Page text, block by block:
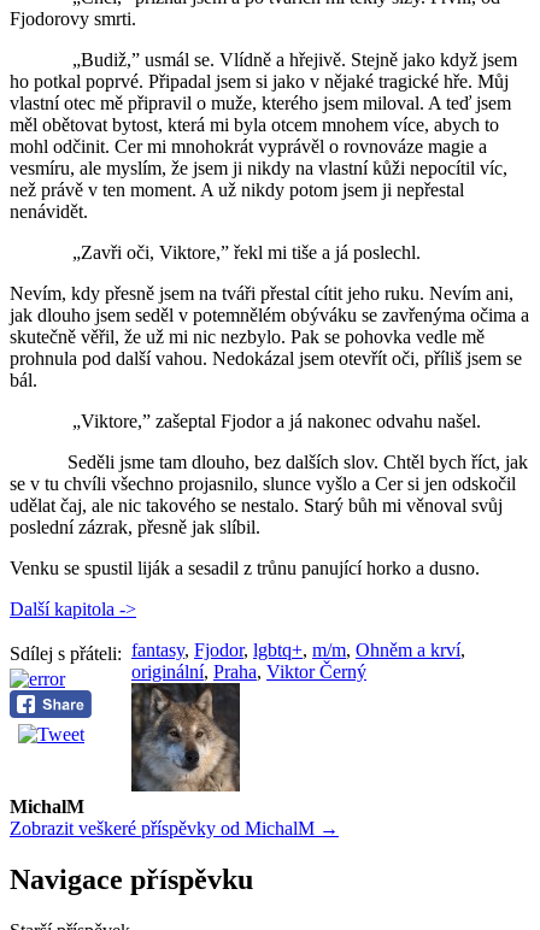
Fjodorovy smrti.
„Budiž,” usmál se. Vlídně a hřejivě. Stejně jako když jsem
ho potkal poprvé. Připadal jsem si jako v nějaké tragické hře. Můj
vlastní otec mě připravil o muže, kterého jsem miloval. A teď jsem
měl obětovat bytost, která mi byla otcem mnohem více, abych to
mohl odčinit. Cer mi mnohokrát vyprávěl o rovnováze magie a
vesmíru, ale myslím, že jsem ji nikdy na vlastní kůži nepocítil víc,
než právě v ten moment. A už nikdy potom jsem ji nepřestal
nenávidět.
„Zavři oči, Viktore,” řekl mi tiše a já poslechl.
Nevím, kdy přesně jsem na tváři přestal cítit jeho ruku. Nevím ani,
jak dlouho jsem seděl v potemnělém obýváku se zavřenýma očima a
skutečně věřil, že už mi nic nezbylo. Pak se pohovka vedle mě
prohnula pod další vahou. Nedokázal jsem otevřít oči, příliš jsem se
bál.
„Viktore,” zašeptal Fjodor a já nakonec odvahu našel.
Seděli jsme tam dlouho, bez dalších slov. Chtěl bych říct, jak
se v tu chvíli všechno projasnilo, slunce vyšlo a Cer si jen odskočil
udělat čaj, ale nic takového se nestalo. Starý bůh mi věnoval svůj
poslední zázrak, přesně jak slíbil.
Venku se spustil liják a sesadil z trůnu panující horko a dusno.
Další kapitola ->
Sdílej s přáteli: fantasy, Fjodor, lgbtq+, m/m, Ohněm a krví,
originální, Praha, Viktor Černý
MichalM
Zobrazit veškeré příspěvky od MichalM →
Navigace příspěvku